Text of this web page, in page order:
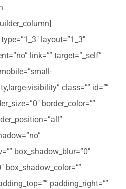
layout=”1_3″
link=”” target=”_self”
visibility” class=”” id=””
border_color=””
box_shadow_blur=”0″
box_shadow_color=””
padding_right=””